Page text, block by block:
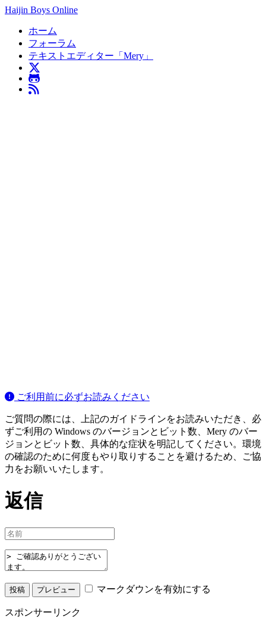
Haijin Boys Online
ホーム
フォーラム
テキストエディター「Mery」
ご利用前に必ずお読みください
ご質問の際には、上記のガイドラインをお読みいただき、必
ずご利用の Windows のバージョンとビット数、Mery のバー
ジョンとビット数、具体的な症状を明記してください。環境
の確認のために何度もやり取りすることを避けるため、ご協
力をお願いいたします。
返信
マークダウンを有効にする
スポンサーリンク